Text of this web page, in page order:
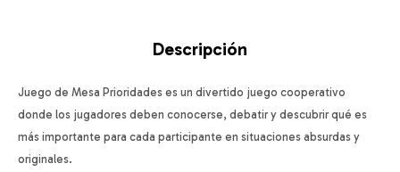
Descripción
Juego de Mesa Prioridades es un divertido juego cooperativo
donde los jugadores deben conocerse, debatir y descubrir qué es
más importante para cada participante en situaciones absurdas y
originales.